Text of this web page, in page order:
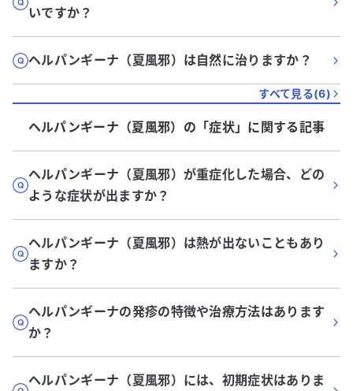
いですか？
ヘルパンギーナ（夏風邪）は自然に治りますか？
すべて見る(6)
ヘルパンギーナ（夏風邪） の「症状」に関する記事
ヘルパンギーナ（夏風邪）が重症化した場合、どの
ような症状が出ますか？
ヘルパンギーナ（夏風邪）は熱が出ないこともあり
ますか？
ヘルパンギーナの発疹の特徴や治療方法はあります
か？
ヘルパンギーナ（夏風邪）には、初期症状はありま